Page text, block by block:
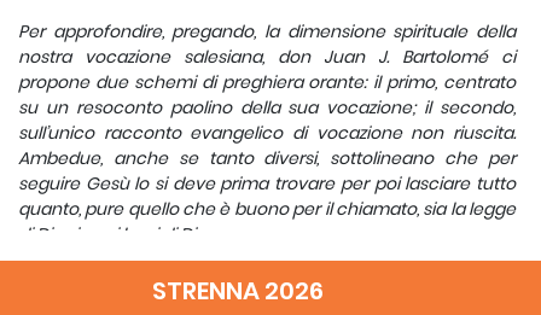
Per approfondire, pregando, la dimensione spirituale della
nostra vocazione salesiana, don Juan J. Bartolomé ci
propone due schemi di preghiera orante: il primo, centrato
su un resoconto paolino della sua vocazione; il secondo,
sull’unico racconto evangelico di vocazione non riuscita.
Ambedue, anche se tanto diversi, sottolineano che per
seguire Gesù lo si deve prima trovare per poi lasciare tutto
quanto, pure quello che è buono per il chiamato, sia la legge
di Dio siano i beni di Dio.
Raccontando ai galati l’origine della sua vocazione Paolo
svela loro la ragione essenziale della sua passione
STRENNA 2026